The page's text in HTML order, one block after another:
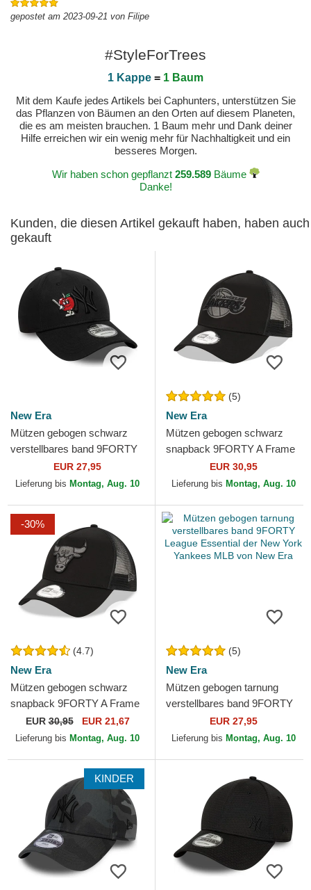
gepostet am 2023-09-21 von Filipe
#StyleForTrees
1 Kappe = 1 Baum
Mit dem Kaufe jedes Artikels bei Caphunters, unterstützen Sie
das Pflanzen von Bäumen an den Orten auf diesem Planeten,
die es am meisten brauchen. 1 Baum mehr und Dank deiner
Hilfe erreichen wir ein wenig mehr für Nachhaltigkeit und ein
besseres Morgen.
Wir haben schon gepflanzt 259.589Bäume
Danke!
Kunden, die diesen Artikel gekauft haben, haben auch
gekauft
New Era
Mützen gebogen schwarz
verstellbares band 9FORTY
Tonal Icon der New York
Yankees MLB von New Era
EUR 27,95
Lieferung bis Montag, Aug. 10
(5)
New Era
Mützen gebogen schwarz
snapback 9FORTY A Frame
Tonal der Los Angeles Lakers
NBA von New Era
EUR 30,95
Lieferung bis Montag, Aug. 10
-30%
(4.7)
New Era
Mützen gebogen schwarz
snapback 9FORTY A Frame
Tonal der Chicago Bulls NBA
von New Era
EUR30,95 EUR 21,67
Lieferung bis Montag, Aug. 10
(5)
New Era
Mützen gebogen tarnung
verstellbares band 9FORTY
League Essential der New
York Yankees MLB von...
EUR 27,95
Lieferung bis Montag, Aug. 10
KINDER